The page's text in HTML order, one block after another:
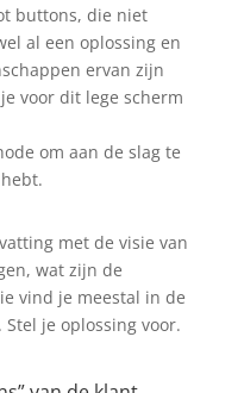
buttons, die niet
al een oplossing en
ervan zijn
voor dit lege scherm
om aan de slag te
met de visie van
wat zijn de
vind je meestal in de
je oplossing voor.